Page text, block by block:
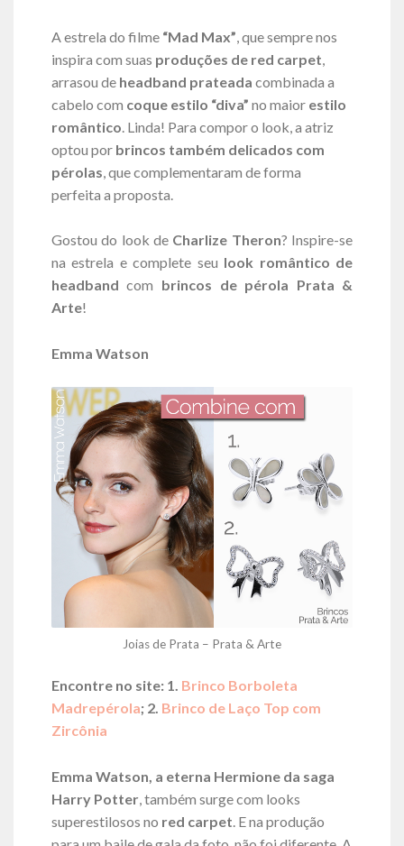
A estrela do filme “Mad Max” , que sempre nos
inspira com suas produções de red carpet
arrasou de headband prateada combinada a
cabelo com coque estilo “diva” no maior estilo
romântico . Linda! Para compor o look, a atriz
optou porbrincos também delicados com
pérolas , que complementaram de forma
perfeita a proposta.
Gostou do look de Charlize Theron? Inspire-se
na estrela e complete seu look romântico de
headband com brincos de pérola Prata &
Arte!
Emma Watson
Joias de Prata – Prata & Arte
Encontre no site: 1. Brinco Borboleta
Madrepérola; 2. Brinco de Laço Top com
Zircônia
Emma Watson, a eterna Hermione da saga
Harry Potter, também surge com looks
superestilosos no red carpet . E na produção